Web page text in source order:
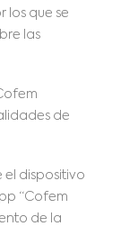
los que se
las
de
el dispositivo
“Cofem
de la